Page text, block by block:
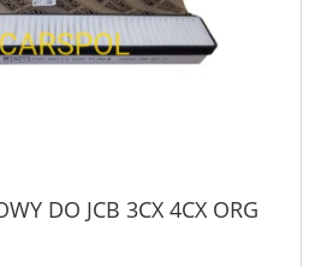
DO JCB 3CX 4CX ORG